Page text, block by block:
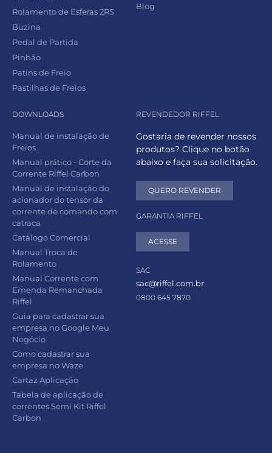
Rolamento de Esferas 2RS
Buzina
Pedal de Partida
Pinhão
Patins de Freio
Pastilhas de Freios
Blog
DOWNLOADS
Manual de instalação de
Freios
Manual prático - Corte da
Corrente Riffel Carbon
Manual de instalação do
acionador do tensor da
corrente de comando com
catraca
Catálogo Comercial
Manual Troca de
Rolamento
Manual Corrente com
Emenda Remanchada
Riffel
Guia para cadastrar sua
empresa no Google Meu
Negócio
Como cadastrar sua
empresa no Waze
Cartaz Aplicação
Tabela de aplicação de
correntes Semi Kit Riffel
Carbon
REVENDEDOR RIFFEL
Gostaria de revender nossos
produtos? Clique no botão
abaixo e faça sua solicitação.
QUERO REVENDER
GARANTIA RIFFEL
ACESSE
SAC
sac@riffel.com.br
0800 645 7870